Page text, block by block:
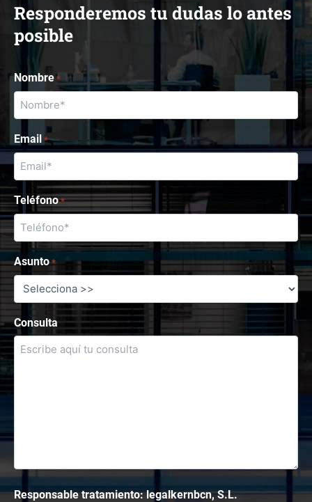
Responderemos tu dudas lo antes
posible
Nombre *
Email *
Teléfono *
Asunto *
Consulta
Responsable tratamiento: legalkernbcn, S.L.